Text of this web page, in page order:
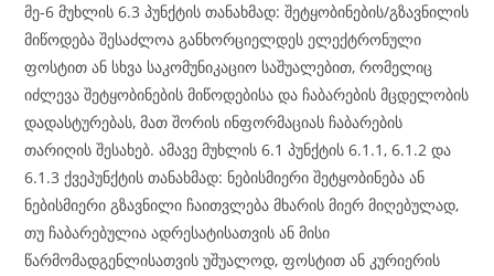
მე-6 მუხლის 6.3 პუნქტის თანახმად: შეტყობინების/გზავნილის
მიწოდება შესაძლოა განხორციელდეს ელექტრონული
ფოსტით ან სხვა საკომუნიკაციო საშუალებით, რომელიც
იძლევა შეტყობინების მიწოდებისა და ჩაბარების მცდელობის
დადასტურებას, მათ შორის ინფორმაციას ჩაბარების
თარიღის შესახებ. ამავე მუხლის 6.1 პუნქტის 6.1.1, 6.1.2 და
6.1.3 ქვეპუნქტის თანახმად: ნებისმიერი შეტყობინება ან
ნებისმიერი გზავნილი ჩაითვლება მხარის მიერ მიღებულად,
თუ ჩაბარებულია ადრესატისათვის ან მისი
წარმომადგენლისათვის უშუალოდ, ფოსტით ან კურიერის